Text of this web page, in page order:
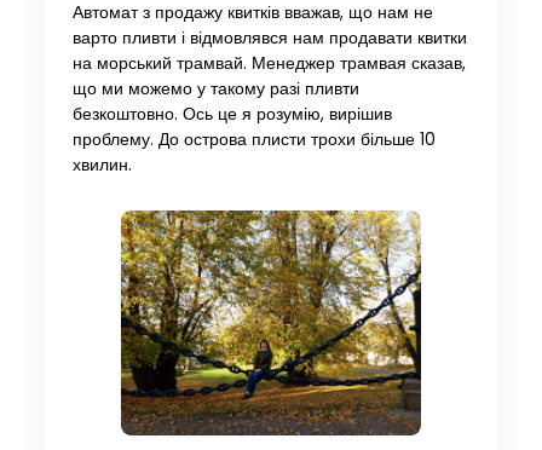
Автомат з продажу квитків вважав, що нам не
варто пливти і відмовлявся нам продавати квитки
на морський трамвай. Менеджер трамвая сказав,
що ми можемо у такому разі пливти
безкоштовно. Ось це я розумію, вирішив
проблему. До острова плисти трохи більше 10
хвилин.